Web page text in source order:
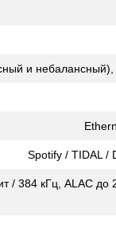
и
Spotify / TIDAL /
384 кГц, ALAC до